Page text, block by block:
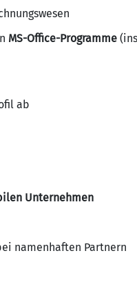
MS-Office-Programme
ab
Unternehmen
namenhaften Partnern